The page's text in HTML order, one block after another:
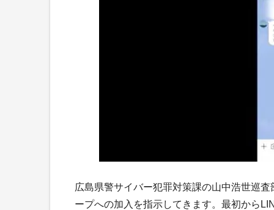
広島県警サイバー犯罪対策課の山中浩世巡
ープへの加入を指示してきます。最初から